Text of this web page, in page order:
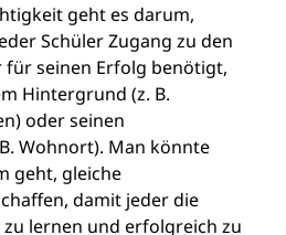
geht es darum,
Schüler Zugang zu den
für seinen Erfolg benötigt,
Hintergrund (z. B.
oder seinen
Wohnort). Man könnte
geht, gleiche
damit jeder die
zu lernen und erfolgreich zu